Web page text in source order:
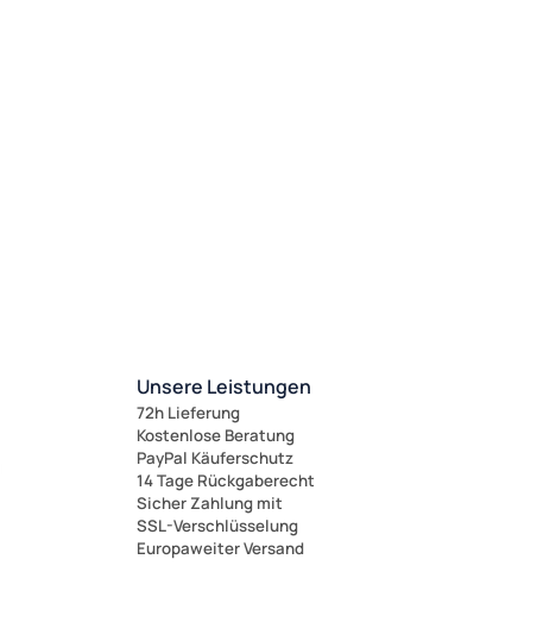
Unsere Leistungen
72h Lieferung
Kostenlose Beratung
PayPal Käuferschutz
14 Tage Rückgaberecht
Sicher Zahlung mit
SSL-Verschlüsselung
Europaweiter Versand